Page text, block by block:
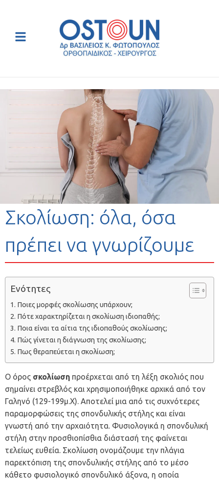
Σκολίωση: όλα, όσα
πρέπει να γνωρίζουμε
Ενότητες
Ποιες μορφές σκολίωσης υπάρχουν;
Πότε χαρακτηρίζεται η σκολίωση ιδιοπαθής;
Ποια είναι τα αίτια της ιδιοπαθούς σκολίωσης;
Πώς γίνεται η διάγνωση της σκολίωσης;
Πως θεραπεύεται η σκολίωση;
Ο όρος σκολίωση προέρχεται από τη λέξη σκολιός που
σημαίνει στρεβλός και χρησιμοποιήθηκε αρχικά από τον
Γαληνό (129-199μ.Χ). Αποτελεί μια από τις συχνότερες
παραμορφώσεις της σπονδυλικής στήλης και είναι
γνωστή από την αρχαιότητα. Φυσιολογικά η σπονδυλική
στήλη στην προσθιοπίσθια διάστασή της φαίνεται
τελείως ευθεία. Σκολίωση ονομάζουμε την πλάγια
παρεκτόπιση της σπονδυλικής στήλης από το μέσο
κάθετο φυσιολογικό σπονδυλικό άξονα, η οποία